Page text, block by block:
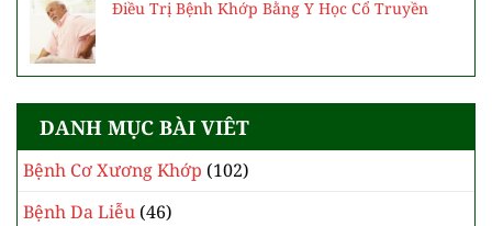
Điều Trị Bệnh Khớp Bằng Y Học Cổ Truyền
DANH MỤC BÀI VIÊT
Bệnh Cơ Xương Khớp (102)
Bệnh Da Liễu (46)